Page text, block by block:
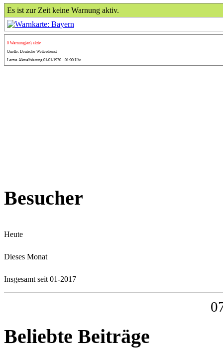
Es ist zur Zeit keine Warnung aktiv.
0 Warnung(en) aktiv
Quelle: Deutsche Wetterdienst
Letzte Aktualisierung 01/01/1970 - 01:00 Uhr
Besucher
Heute
Dieses Monat
Insgesamt seit 01-2017
Beliebte Beiträge